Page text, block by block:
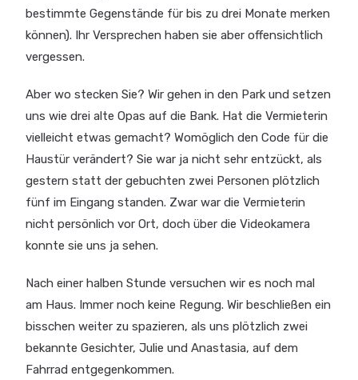
bestimmte Gegenstände für bis zu drei Monate merken
können). Ihr Versprechen haben sie aber offensichtlich
vergessen.
Aber wo stecken Sie? Wir gehen in den Park und setzen
uns wie drei alte Opas auf die Bank. Hat die Vermieterin
vielleicht etwas gemacht? Womöglich den Code für die
Haustür verändert? Sie war ja nicht sehr entzückt, als
gestern statt der gebuchten zwei Personen plötzlich
fünf im Eingang standen. Zwar war die Vermieterin
nicht persönlich vor Ort, doch über die Videokamera
konnte sie uns ja sehen.
Nach einer halben Stunde versuchen wir es noch mal
am Haus. Immer noch keine Regung. Wir beschließen ein
bisschen weiter zu spazieren, als uns plötzlich zwei
bekannte Gesichter, Julie und Anastasia, auf dem
Fahrrad entgegenkommen.